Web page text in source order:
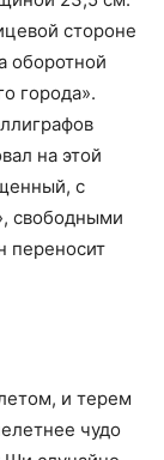
стороне
оборотной
города».
на этой
с
свободными
переносит
и терем
чудо